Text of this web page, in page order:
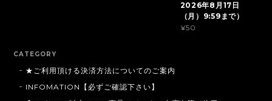
2026年8月17日
（月）9:59まで）
¥50
CATEGORY
★ご利用頂ける決済方法についてのご案内
INFOMATION【必ずご確認下さい】